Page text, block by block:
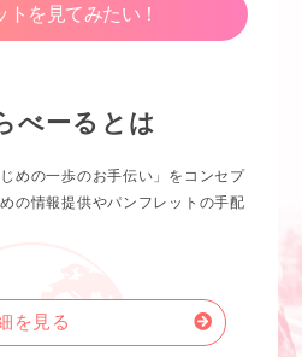
トを見てみたい！
べーるとは
めの一歩のお手伝い」をコンセプ
の情報提供やパンフレットの手配
を見る